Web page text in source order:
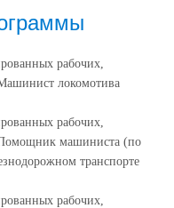
рабочих,
локомотива
рабочих,
машиниста (по
транспорте
рабочих,